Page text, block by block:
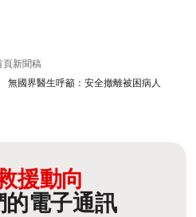
頁新聞稿
國界醫生呼籲：安全撤離被困病人
援動向
電子通訊